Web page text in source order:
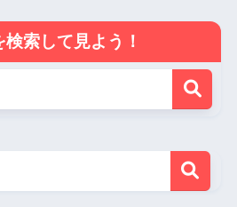
索して見よう！